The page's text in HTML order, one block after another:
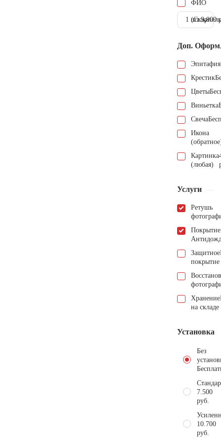
ФИО
1 шт.9.000
Доп.
Эпитафия
Крестик
Цветы
Виньетка
Свеча
Икона
Картинка
(любая)
Услуги
Ретушь
Покрытие
Защитное
покрытие
Хранение
на складе
Установка
Без
7.500
руб.
10.700
руб.